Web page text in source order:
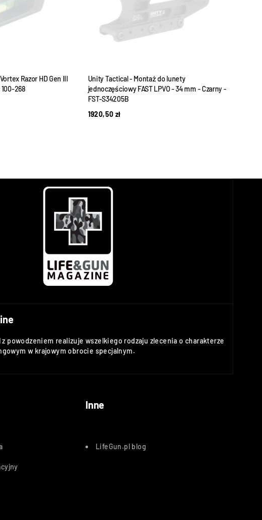
Razor HD Gen III
100-268
Unity Tactical - Montaż do lunety
jednoczęściowy FAST LPVO - 34 mm - Czarny -
FST-S34205B
1920,50 zł
powodzeniem realizuje wszelkiego rodzaju zlecenia o charakterze
w krajowym obrocie specjalnym.
Inne
LifeGun.pl blog